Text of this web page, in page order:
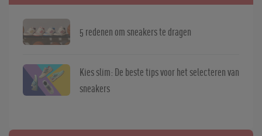
5 redenen om sneakers te dragen
Kies slim: De beste tips voor het selecteren van
sneakers